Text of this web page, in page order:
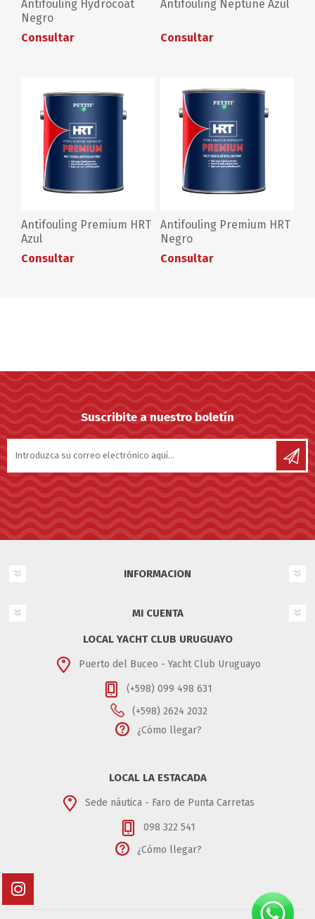
Antifouling Hydrocoat
Negro
Consultar
Antifouling Neptune Azul
Consultar
Antifouling Premium HRT
Azul
Consultar
Antifouling Premium HRT
Negro
Consultar
Suscribite a nuestro boletín
INFORMACION
MI CUENTA
LOCAL YACHT CLUB URUGUAYO
Puerto del Buceo - Yacht Club Uruguayo
(+598) 099 498 631
(+598) 2624 2032
¿Cómo llegar?
LOCAL LA ESTACADA
Sede náutica - Faro de Punta Carretas
098 322 541
¿Cómo llegar?